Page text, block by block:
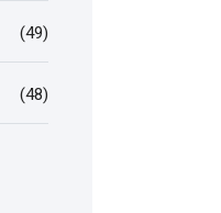
(49)
(48)